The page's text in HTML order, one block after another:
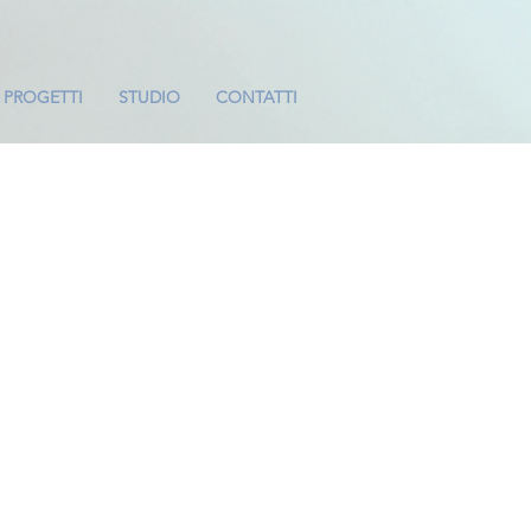
PROGETTI STUDIO CONTATTI